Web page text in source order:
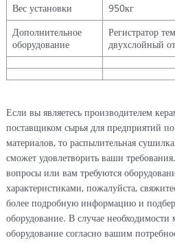
Вес установки
950кг
Дополнительное
оборудование
Регистратор
двухслойный
Если вы являетесь производителем
поставщиком сырья для предприятий
материалов, то распылительная
сможет удовлетворить ваши
вопросы или вам требуются
характеристиками, пожалуйста,
более подробную информацию и
оборудование. В случае
оборудование согласно вашим